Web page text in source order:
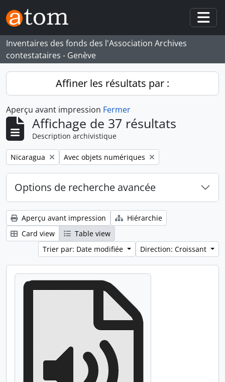
Skip to main content
Inventaires des fonds des l'Association Archives
contestataires - Genève
Affiner les résultats par :
Aperçu avant impression Fermer
Affichage de 37 résultats
Description archivistique
Remove filter:
Nicaragua Remove filter:
Avec objets numériques
Options de recherche avancée
Aperçu avant impression
Hiérarchie
Card view
Table view
Trier par: Date modifiée
Direction: Croissant